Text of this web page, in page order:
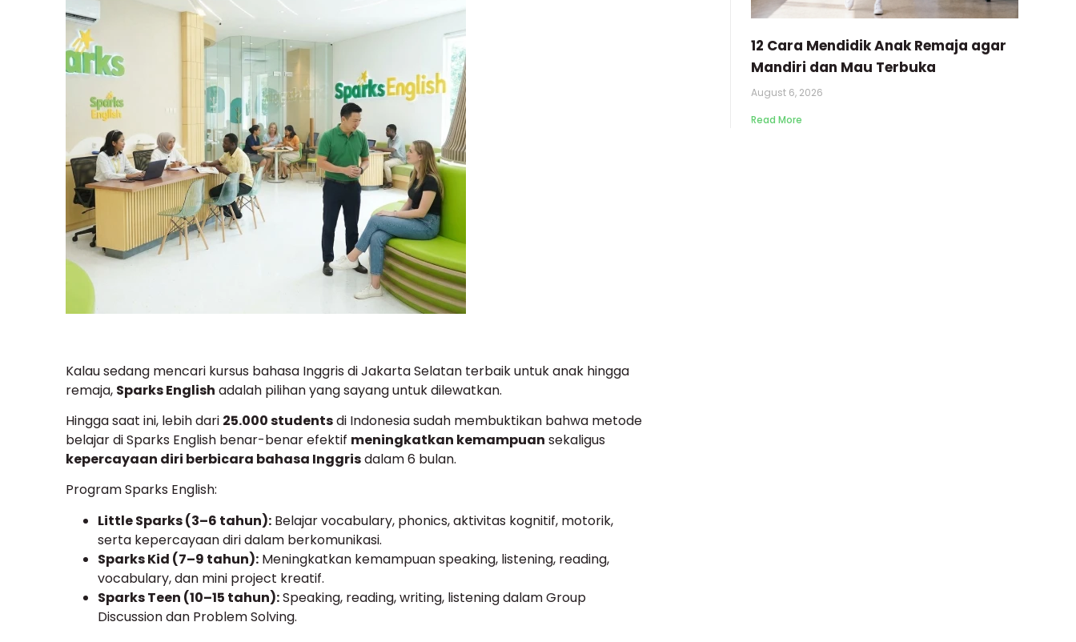
Kalau sedang mencari kursus bahasa Inggris di Jakarta Selatan terbaik untuk anak hingga
remaja, Sparks English adalah pilihan yang sayang untuk dilewatkan.
Hingga saat ini, lebih dari 25.000 studentsdi Indonesia sudah membuktikan bahwa metode
belajar di Sparks English benar-benar efektif meningkatkan kemampuan sekaligus
kepercayaan diri berbicara bahasa Inggrisdalam 6 bulan.
Program Sparks English:
Little Sparks (3–6 tahun): Belajar vocabulary, phonics, aktivitas kognitif, motorik,
serta kepercayaan diri dalam berkomunikasi.
Sparks Kid (7–9 tahun): Meningkatkan kemampuan speaking, listening, reading,
vocabulary, dan mini project kreatif.
Sparks Teen (10–15 tahun):Speaking, reading, writing, listening dalam Group
Discussion dan Problem Solving.
12 Cara Mendidik Anak Remaja agar
Mandiri dan Mau Terbuka
August 6, 2026
Read More